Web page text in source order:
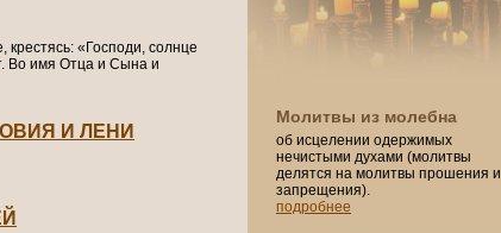
крестясь: «Господи, солнце
Во имя Отца и Сына и
И ЛЕНИ
Молитвы из молебна
об исцелении одержимых
нечистыми духами (молитвы
делятся на молитвы прошения и
запрещения).
подробнее